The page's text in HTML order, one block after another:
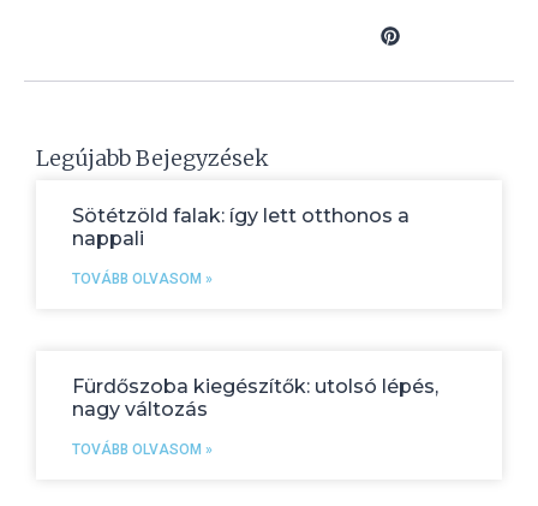
Legújabb Bejegyzések
Sötétzöld falak: így lett otthonos a
nappali
TOVÁBB OLVASOM »
Fürdőszoba kiegészítők: utolsó lépés,
nagy változás
TOVÁBB OLVASOM »